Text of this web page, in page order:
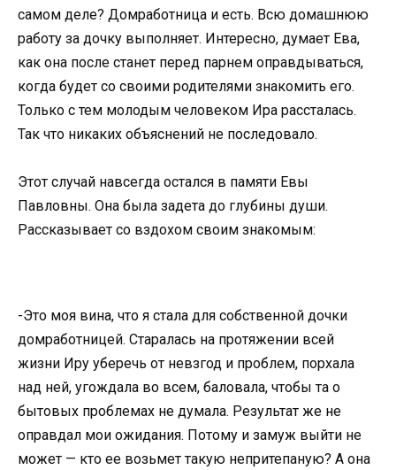
самом деле? Домработница и есть. Всю домашнюю
работу за дочку выполняет. Интересно, думает Ева,
как она после станет перед парнем оправдываться,
когда будет со своими родителями знакомить его.
Только с тем молодым человеком Ира рассталась.
Так что никаких объяснений не последовало.
Этот случай навсегда остался в памяти Евы
Павловны. Она была задета до глубины души.
Рассказывает со вздохом своим знакомым:
-Это моя вина, что я стала для собственной дочки
домработницей. Старалась на протяжении всей
жизни Иру уберечь от невзгод и проблем, порхала
над ней, угождала во всем, баловала, чтобы та о
бытовых проблемах не думала. Результат же не
оправдал мои ожидания. Потому и замуж выйти не
может — кто ее возьмет такую непритепаную? А она